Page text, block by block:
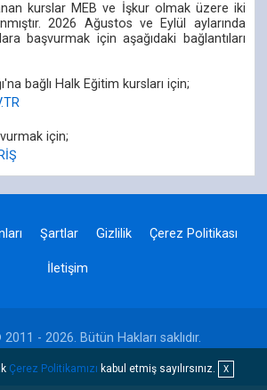
kurslar MEB ve İşkur olmak üzere iki
2026 Ağustos ve Eylül aylarında
başvurmak için aşağıdaki bağlantıları
bağlı Halk Eğitim kursları için;
için;
Şartlar Gizlilik Çerez Politikası
İletişim
- 2026. Bütün Hakları saklıdır.
Çerez Politikamızı kabul etmiş sayılırsınız. X